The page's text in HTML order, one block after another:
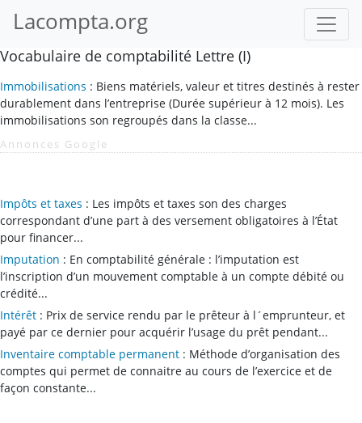
Lacompta.org
Vocabulaire de comptabilité Lettre (I)
Immobilisations : Biens matériels, valeur et titres destinés à rester
durablement dans l’entreprise (Durée supérieur à 12 mois). Les
immobilisations son regroupés dans la classe...
Annonces Google
Impôts et taxes : Les impôts et taxes son des charges
correspondant d’une part à des versement obligatoires à l’État
pour financer...
Imputation : En comptabilité générale : l’imputation est
l’inscription d’un mouvement comptable à un compte débité ou
crédité...
Intérêt : Prix de service rendu par le prêteur à l´emprunteur, et
payé par ce dernier pour acquérir l’usage du prêt pendant...
Inventaire comptable permanent : Méthode d’organisation des
comptes qui permet de connaitre au cours de l’exercice et de
façon constante...